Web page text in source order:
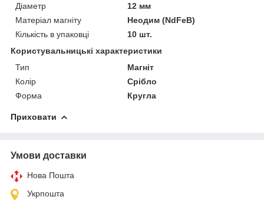
Діаметр
12 мм
Матеріал магніту
Неодим (NdFeB)
Кількість в упаковці
10 шт.
Користувальницькі характеристики
Тип
Магніт
Колір
Срібло
Форма
Кругла
Приховати
Умови доставки
Нова Пошта
Укрпошта